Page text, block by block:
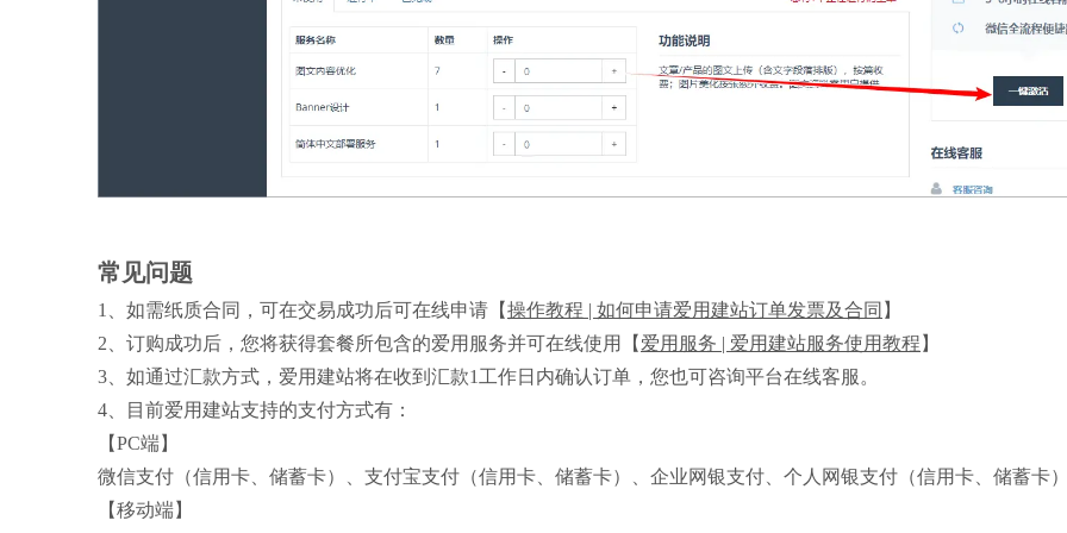
常见问题
1、如需纸质合同，可在交易成功后可在线申请【操作教程 | 如何申请爱用建站订单发票及合同 】
2、订购成功后，您将获得套餐所包含的爱用服务并可在线使用【爱用服务 | 爱用建站服务使用教程 】
3、如通过汇款方式，爱用建站将在收到汇款1工作日内确认订单，您也可咨询平台在线客服。
4、目前爱用建站支持的支付方式有：
【PC端】
微信支付（信用卡、储蓄卡）、支付宝支付（信用卡、储蓄卡）、企业网银支付、个人网银支付（信用卡、储蓄卡
【移动端】